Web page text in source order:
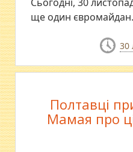
ще один євромайдан.
30
Полтавці
Мамая про